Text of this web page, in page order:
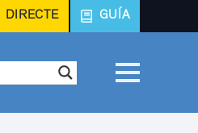
DIRECTE GUÍA